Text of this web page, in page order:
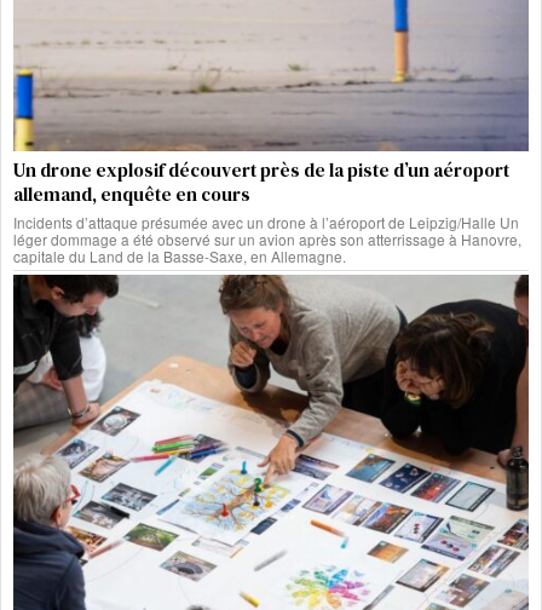
Un drone explosif découvert près de la piste d’un aéroport
allemand, enquête en cours
Incidents d’attaque présumée avec un drone à l’aéroport de Leipzig/Halle Un
léger dommage a été observé sur un avion après son atterrissage à Hanovre,
capitale du Land de la Basse-Saxe, en Allemagne.